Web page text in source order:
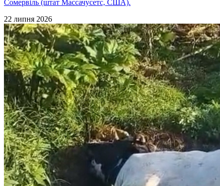
Сомервіль (штат Массачусетс, США).
22 липня 2026